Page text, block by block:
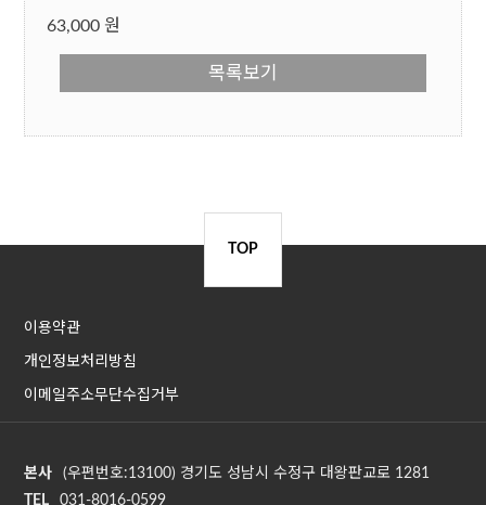
63,000 원
목록보기
TOP
이용약관
개인정보처리방침
이메일주소무단수집거부
본사
(우편번호:13100) 경기도 성남시 수정구 대왕판교로 1281
TEL
031-8016-0599